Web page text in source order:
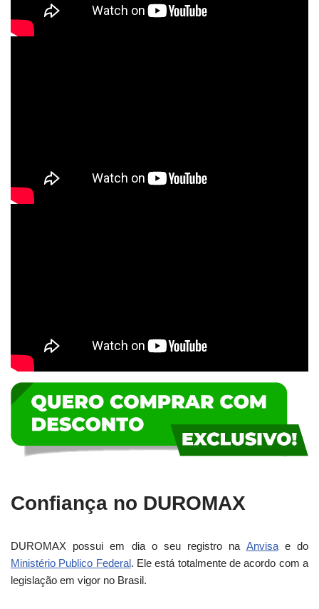
Confiança no DUROMAX
DUROMAX possui em dia o seu registro na Anvisae do
Ministério Publico Federal. Ele está totalmente de acordo com a
legislação em vigor no Brasil.